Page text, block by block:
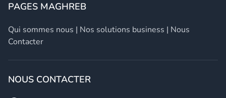
PAGES MAGHREB
Qui sommes nous | Nos solutions business | Nous
Contacter
NOUS CONTACTER